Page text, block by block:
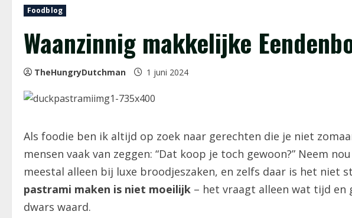
Foodblog
Waanzinnig makkelijke
TheHungryDutchman 1 juni 2024
Als foodie ben ik altijd op zoek naar gerechten die je niet
mensen vaak van zeggen: “Dat koop je toch gewoon?” Neem nou
meestal alleen bij luxe broodjeszaken, en zelfs daar is het niet
pastrami maken is niet moeilijk – het vraagt alleen wat tijd en
dwars waard.